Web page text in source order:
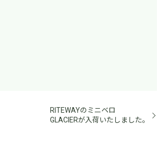
RITEWAYのミニベロ
GLACIERが入荷いたしました。